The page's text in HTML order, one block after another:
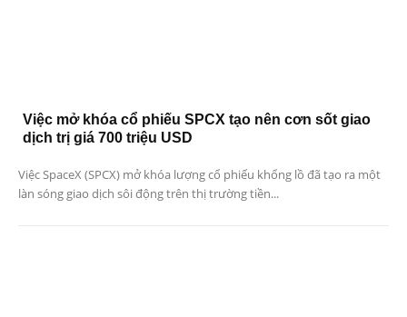
Việc mở khóa cổ phiếu SPCX tạo nên cơn sốt giao
dịch trị giá 700 triệu USD
Việc SpaceX (SPCX) mở khóa lượng cổ phiếu khổng lồ đã tạo ra một
làn sóng giao dịch sôi động trên thị trường tiền...